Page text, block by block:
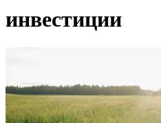
инвестиции